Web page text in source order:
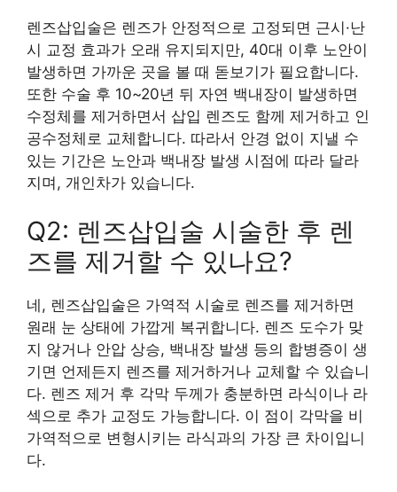
렌즈삽입술은 렌즈가 안정적으로 고정되면 근시·난
시 교정 효과가 오래 유지되지만, 40대 이후 노안이
발생하면 가까운 곳을 볼 때 돋보기가 필요합니다.
또한 수술 후 10~20년 뒤 자연 백내장이 발생하면
수정체를 제거하면서 삽입 렌즈도 함께 제거하고 인
공수정체로 교체합니다. 따라서 안경 없이 지낼 수
있는 기간은 노안과 백내장 발생 시점에 따라 달라
지며, 개인차가 있습니다.
Q2: 렌즈삽입술 시술한 후 렌
즈를 제거할 수 있나요?
네, 렌즈삽입술은 가역적 시술로 렌즈를 제거하면
원래 눈 상태에 가깝게 복귀합니다. 렌즈 도수가 맞
지 않거나 안압 상승, 백내장 발생 등의 합병증이 생
기면 언제든지 렌즈를 제거하거나 교체할 수 있습니
다. 렌즈 제거 후 각막 두께가 충분하면 라식이나 라
섹으로 추가 교정도 가능합니다. 이 점이 각막을 비
가역적으로 변형시키는 라식과의 가장 큰 차이입니
다.